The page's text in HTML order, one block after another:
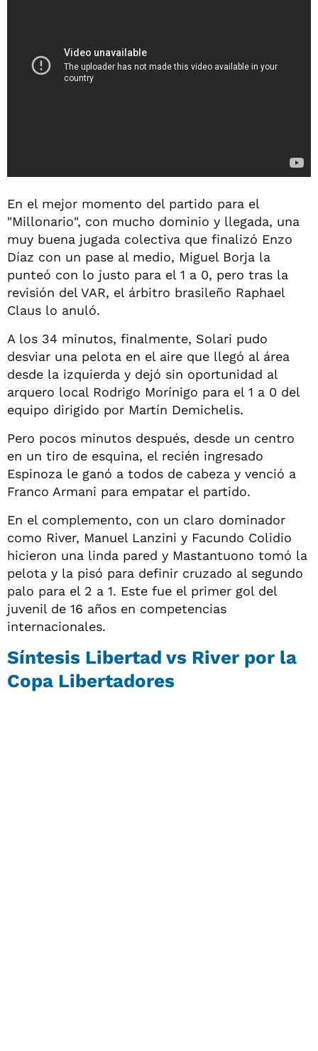
En el mejor momento del partido para el
"Millonario", con mucho dominio y llegada, una
muy buena jugada colectiva que finalizó Enzo
Díaz con un pase al medio, Miguel Borja la
punteó con lo justo para el 1 a 0, pero tras la
revisión del VAR, el árbitro brasileño Raphael
Claus lo anuló.
A los 34 minutos, finalmente, Solari pudo
desviar una pelota en el aire que llegó al área
desde la izquierda y dejó sin oportunidad al
arquero local Rodrigo Morínigo para el 1 a 0 del
equipo dirigido por Martín Demichelis.
Pero pocos minutos después, desde un centro
en un tiro de esquina, el recién ingresado
Espinoza le ganó a todos de cabeza y venció a
Franco Armani para empatar el partido.
En el complemento, con un claro dominador
como River, Manuel Lanzini y Facundo Colidio
hicieron una linda pared y Mastantuono tomó la
pelota y la pisó para definir cruzado al segundo
palo para el 2 a 1. Este fue el primer gol del
juvenil de 16 años en competencias
internacionales.
Síntesis Libertad vs River por la
Copa Libertadores